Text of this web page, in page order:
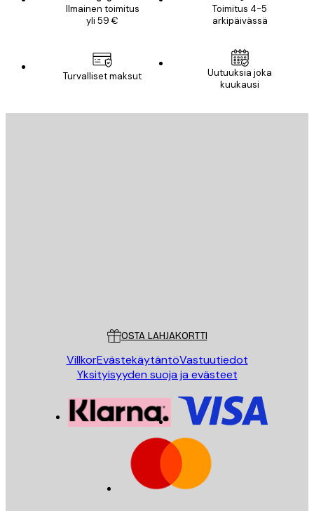
Ilmainen toimitus
yli 59 €
Toimitus 4-5
arkipäivässä
Turvalliset maksut
Uutuuksia joka
kuukausi
OSTA LAHJAKORTTI
VillkorEvästekäytäntöVastuutiedot
Yksityisyyden suoja ja evästeet